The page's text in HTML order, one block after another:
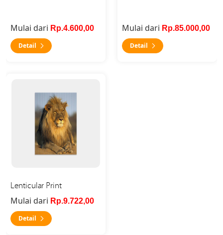
Mulai dari Rp.4.600,00
Detail
Mulai dari Rp.85.000,00
Detail
Lenticular Print
Mulai dari Rp.9.722,00
Detail